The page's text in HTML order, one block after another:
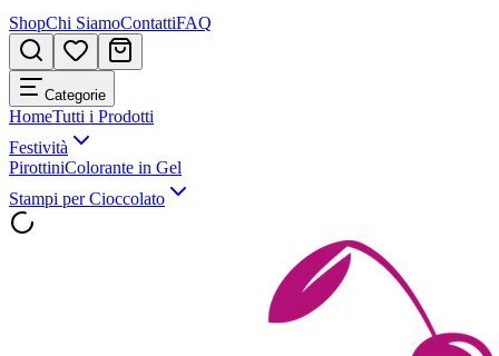
ShopChi SiamoContattiFAQ
Categorie
HomeTutti i Prodotti
Festività
PirottiniColorante in Gel
Stampi per Cioccolato